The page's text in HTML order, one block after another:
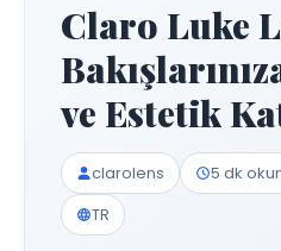
Claro Luke
ve Estetik
clarolens 5 dk
TR